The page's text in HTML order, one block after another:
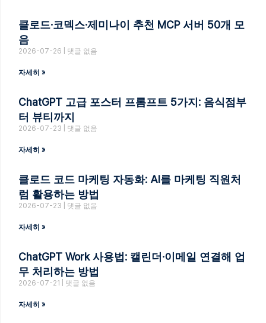
클로드·코덱스·제미나이 추천 MCP 서버 50개 모
음
2026-07-26 댓글 없음
자세히 »
ChatGPT 고급 포스터 프롬프트 5가지: 음식점부
터 뷰티까지
2026-07-23 댓글 없음
자세히 »
클로드 코드 마케팅 자동화: AI를 마케팅 직원처
럼 활용하는 방법
2026-07-23 댓글 없음
자세히 »
ChatGPT Work 사용법: 캘린더·이메일 연결해 업
무 처리하는 방법
2026-07-21 댓글 없음
자세히 »